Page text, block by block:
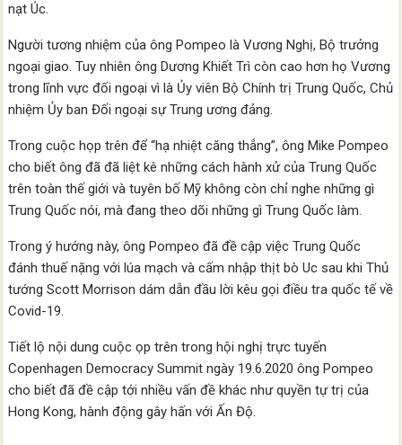
nạt Úc.
Người tương nhiệm của ông Pompeo là Vương Nghị, Bộ trưởng
ngoại giao. Tuy nhiên ông Dương Khiết Trì còn cao hơn họ Vương
trong lĩnh vực đối ngoại vì là Ủy viên Bộ Chính trị Trung Quốc, Chủ
nhiệm Ủy ban Đối ngoại sự Trung ương đảng.
Trong cuộc họp trên để “hạ nhiệt căng thẳng”, ông Mike Pompeo
cho biết ông đã đã liệt kê những cách hành xử của Trung Quốc
trên toàn thế giới và tuyên bố Mỹ không còn chỉ nghe những gì
Trung Quốc nói, mà đang theo dõi những gì Trung Quốc làm.
Trong ý hướng này, ông Pompeo đã đề cập việc Trung Quốc
đánh thuế nặng với lúa mạch và cấm nhập thịt bò Uc sau khi Thủ
tướng Scott Morrison dám dẫn đầu lời kêu gọi điều tra quốc tế về
Covid-19.
Tiết lộ nội dung cuộc ọp trên trong hội nghị trực tuyến
Copenhagen Democracy Summit ngày 19.6.2020 ông Pompeo
cho biết đã đề cập tới nhiều vấn đề khác như quyền tự trị của
Hong Kong, hành động gây hấn với Ấn Độ.